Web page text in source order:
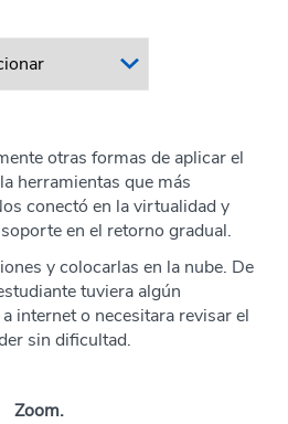
otras formas de aplicar el
herramientas que más
conectó en la virtualidad y
en el retorno gradual.
y colocarlas en la nube. De
tuviera algún
internet o necesitara revisar el
sin dificultad.
Zoom.